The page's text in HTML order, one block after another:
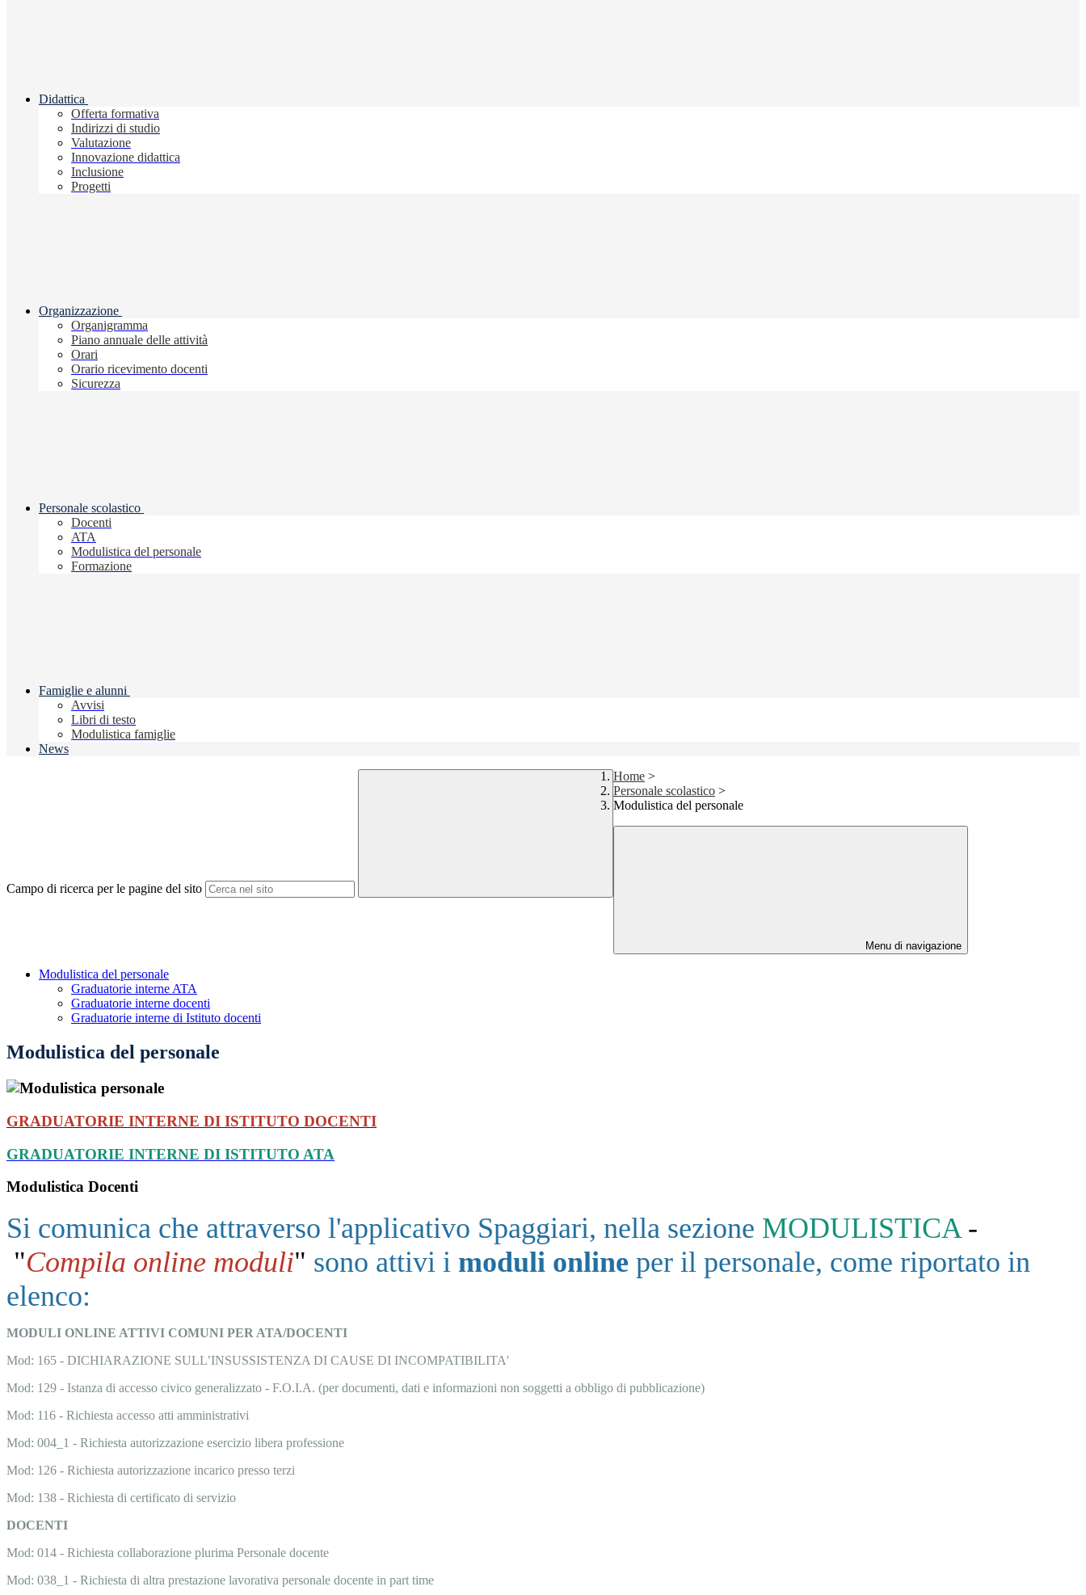
Didattica
Offerta formativa
Indirizzi di studio
Valutazione
Innovazione didattica
Inclusione
Progetti
Organizzazione
Organigramma
Piano annuale delle attività
Orari
Orario ricevimento docenti
Sicurezza
Personale scolastico
Docenti
ATA
Modulistica del personale
Formazione
Famiglie e alunni
Avvisi
Libri di testo
Modulistica famiglie
News
Campo di ricerca per le pagine del sito
Home >
Personale scolastico >
Modulistica del personale
Menu di navigazione
Modulistica del personale
Graduatorie interne ATA
Graduatorie interne docenti
Graduatorie interne di Istituto docenti
Modulistica del personale
GRADUATORIE INTERNE DI ISTITUTO DOCENTI
GRADUATORIE INTERNE DI ISTITUTO ATA
Modulistica Docenti
Si comunica che attraverso l'applicativo Spaggiari, nella sezione MODULISTICA-
"Compila online moduli" sono attivi i moduli online per il personale, come riportato in
elenco:
MODULI ONLINE ATTIVI COMUNI PER ATA/DOCENTI
Mod: 165 - DICHIARAZIONE SULL’INSUSSISTENZA DI CAUSE DI INCOMPATIBILITA'
Mod: 129 - Istanza di accesso civico generalizzato - F.O.I.A. (per documenti, dati e informazioni non soggetti a obbligo di pubblicazione)
Mod: 116 - Richiesta accesso atti amministrativi
Mod: 004_1 - Richiesta autorizzazione esercizio libera professione
Mod: 126 - Richiesta autorizzazione incarico presso terzi
Mod: 138 - Richiesta di certificato di servizio
DOCENTI
Mod: 014 - Richiesta collaborazione plurima Personale docente
Mod: 038_1 - Richiesta di altra prestazione lavorativa personale docente in part time